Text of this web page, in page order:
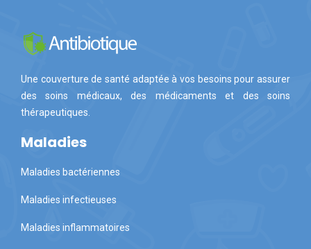
Une couverture de santé adaptée à vos besoins pour assurer
des soins médicaux, des médicaments et des soins
thérapeutiques.
Maladies
Maladies bactériennes
Maladies infectieuses
Maladies inflammatoires